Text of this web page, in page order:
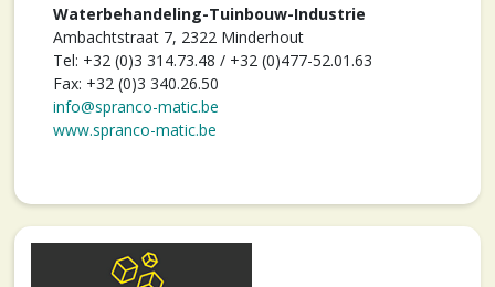
Waterbehandeling-Tuinbouw-Industrie
Ambachtstraat 7, 2322 Minderhout
Tel: +32 (0)3 314.73.48 / +32 (0)477-52.01.63
Fax: +32 (0)3 340.26.50
info@spranco-matic.be
www.spranco-matic.be